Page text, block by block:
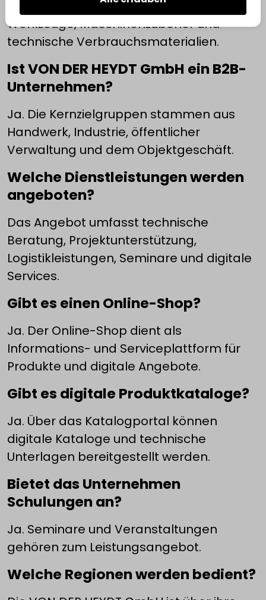
Bauelemente, Rollladentechnik,
Werkzeuge, Maschinenzubehör und
technische Verbrauchsmaterialien.
Ist VON DER HEYDT GmbH ein B2B-
Unternehmen?
Ja. Die Kernzielgruppen stammen aus
Handwerk, Industrie, öffentlicher
Verwaltung und dem Objektgeschäft.
Welche Dienstleistungen werden
angeboten?
Das Angebot umfasst technische
Beratung, Projektunterstützung,
Logistikleistungen, Seminare und digitale
Services.
Gibt es einen Online-Shop?
Ja. Der Online-Shop dient als
Informations- und Serviceplattform für
Produkte und digitale Angebote.
Gibt es digitale Produktkataloge?
Ja. Über das Katalogportal können
digitale Kataloge und technische
Unterlagen bereitgestellt werden.
Bietet das Unternehmen
Schulungen an?
Ja. Seminare und Veranstaltungen
gehören zum Leistungsangebot.
Welche Regionen werden bedient?